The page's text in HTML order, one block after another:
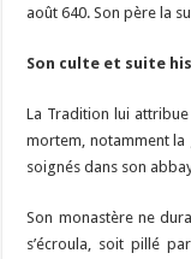
août 640. Son père la
Son culte et suite
La Tradition lui
mortem, notamment la
soignés dans son
Son monastère ne
s’écroula, soit pillé